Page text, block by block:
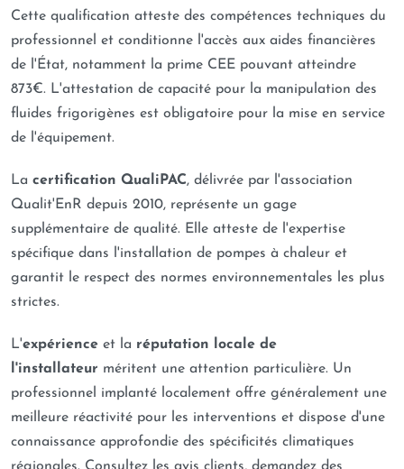
Cette qualification atteste des compétences techniques du
professionnel et conditionne l'accès aux aides financières
de l'État, notamment la prime CEE pouvant atteindre
873€. L'attestation de capacité pour la manipulation des
fluides frigorigènes est obligatoire pour la mise en service
de l'équipement.
La certification QualiPAC, délivrée par l'association
Qualit'EnR depuis 2010, représente un gage
supplémentaire de qualité. Elle atteste de l'expertise
spécifique dans l'installation de pompes à chaleur et
garantit le respect des normes environnementales les plus
strictes.
L'expérience et la réputation locale de
l'installateur méritent une attention particulière. Un
professionnel implanté localement offre généralement une
meilleure réactivité pour les interventions et dispose d'une
connaissance approfondie des spécificités climatiques